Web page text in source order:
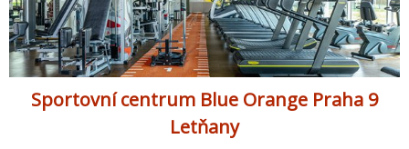
Sportovní centrum Blue Orange Praha 9
Letňany